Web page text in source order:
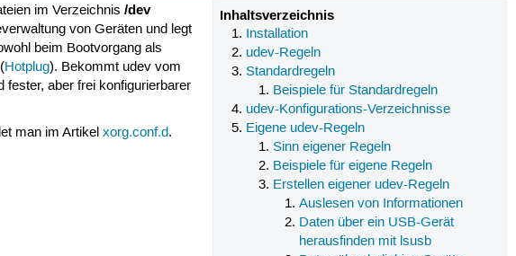
Inhaltsverzeichnis
Installation
udev-Regeln
Standardregeln
Beispiele für Standardregeln
udev-Konfigurations-Verzeichnisse
Eigene udev-Regeln
Sinn eigener Regeln
Beispiele für eigene Regeln
Erstellen eigener udev-Regeln
Auslesen von Informationen
Daten über ein USB-Gerät
herausfinden mit lsusb
im Verzeichnis /dev
von Geräten und legt
beim Bootvorgang als
Hotplug). Bekommt udev vom
fester, aber frei konfigurierbarer
man im Artikelxorg.conf.d.